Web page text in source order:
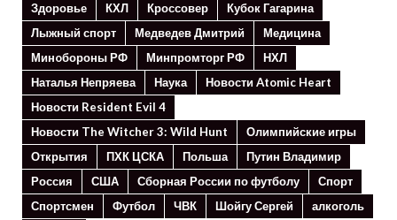
Здоровье
КХЛ Кроссовер
Кубок Гагарина
Лыжный спорт
Медведев Дмитрий
Медицина
Минoбороны РФ
Минпромторг РФ
НХЛ
Наталья Непряева
Наука
Новости Atomic Heart
Новости Resident Evil 4
Новости The Witcher 3: Wild Hunt
Олимпийские игры
Открытия
ПХК ЦСКА Польша
Путин Владимир
Россия
США Сборная России по футболу
Спорт
Спортсмен
Футбол ЧВК Шойгу Сергей
алкоголь